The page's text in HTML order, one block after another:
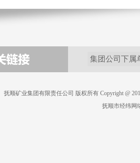
抚顺矿业集团有限责任公司 版权所有 Copyright @
抚顺市经纬网